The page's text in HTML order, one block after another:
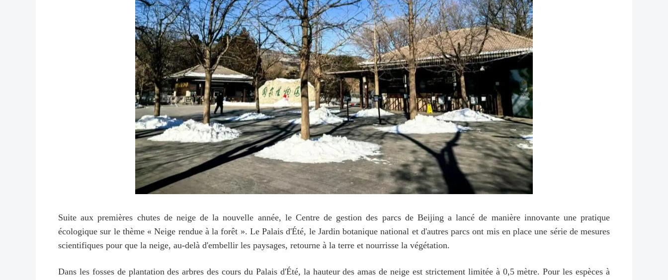
Suite aux premières chutes de neige de la nouvelle année, le Centre de gestion des parcs de Beijing a lancé de manière innovante une pratique
écologique sur le thème « Neige rendue à la forêt ». Le Palais d'Été, le Jardin botanique national et d'autres parcs ont mis en place une série de mesures
scientifiques pour que la neige, au-delà d'embellir les paysages, retourne à la terre et nourrisse la végétation.
Dans les fosses de plantation des arbres des cours du Palais d'Été, la hauteur des amas de neige est strictement limitée à 0,5 mètre. Pour les espèces à